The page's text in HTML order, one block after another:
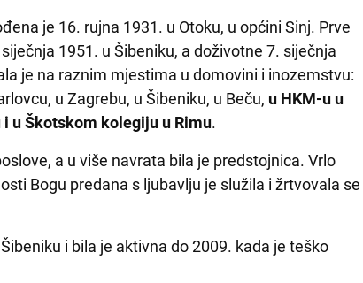
je 16. rujna 1931. u Otoku, u općini Sinj. Prve
1951. u Šibeniku, a doživotne 7. siječnja
je na raznim mjestima u domovini i inozemstvu:
u Zagrebu, u Šibeniku, u Beču, u HKM-u u
u Škotskom kolegiju u Rimu.
a u više navrata bila je predstojnica. Vrlo
Bogu predana s ljubavlju je služila i žrtvovala se
i bila je aktivna do 2009. kada je teško